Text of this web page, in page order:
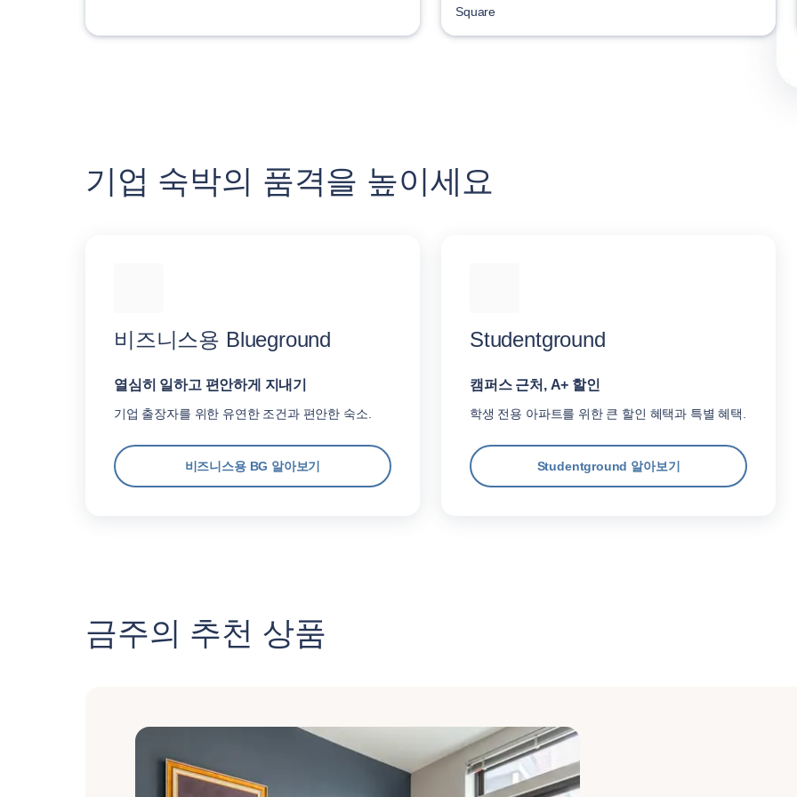
Square
기업 숙박의 품격을 높이세요
비즈니스용 Blueground
열심히 일하고 편안하게 지내기
기업 출장자를 위한 유연한 조건과 편안한 숙소.
비즈니스용 BG 알아보기
Studentground
캠퍼스 근처, A+ 할인
학생 전용 아파트를 위한 큰 할인 혜택과 특별 혜택.
Studentground 알아보기
금주의 추천 상품